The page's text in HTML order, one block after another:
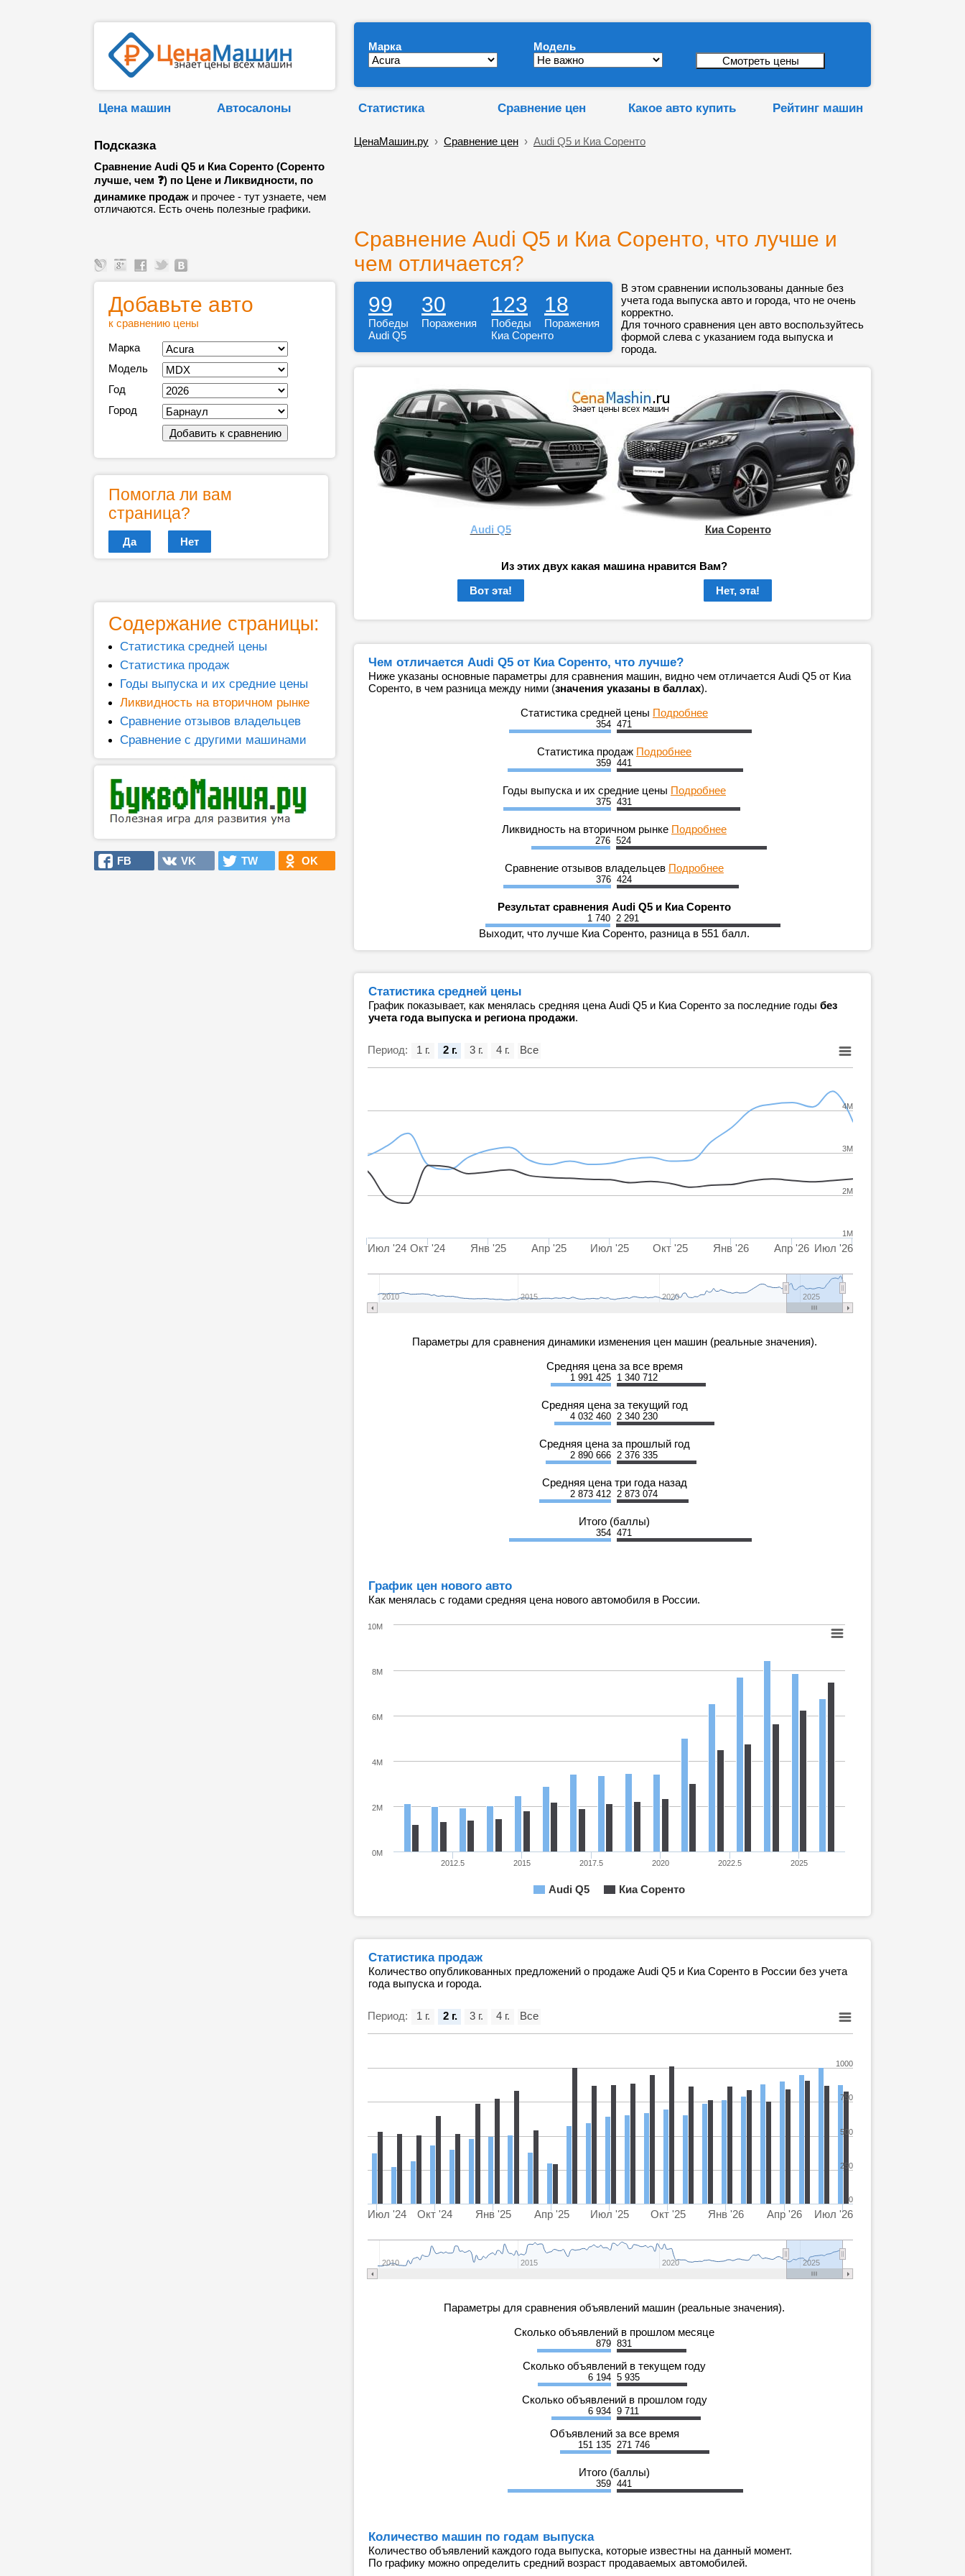
Марка Модель
Цена машин Автосалоны Статистика Сравнение цен Какое авто купить Рейтинг машин
Подсказка
Сравнение Audi Q5 и Киа Соренто (Соренто
лучше, чем ❓) по Цене и Ликвидности, по
динамике продаж и прочее - тут узнаете, чем
отличаются. Есть очень полезные графики.
ЦенаМашин.ру › Сравнение цен › Audi Q5 и Киа Соренто
Сравнение Audi Q5 и Киа Соренто, что лучше и
чем отличается?
Добавьте авто
к сравнению цены
Марка
Модель
Год
Город
Помогла ли вам
страница?
Да Нет
Содержание страницы:
Статистика средней цены
Статистика продаж
Годы выпуска и их средние цены
Ликвидность на вторичном рынке
Сравнение отзывов владельцев
Сравнение с другими машинами
FB VK TW OK
99 30 123 18
Победы Поражения Победы
Поражения
Audi Q5
Киа Соренто
В этом сравнении использованы данные без
учета года выпуска авто и города, что не очень
корректно.
Для точного сравнения цен авто воспользуйтесь
формой слева с указанием года выпуска и
города.
Audi Q5 Киа Соренто
Из этих двух какая машина нравится Вам?
Вот эта!
Нет, эта!
Чем отличается Audi Q5 от Киа Соренто, что лучше?
Ниже указаны основные параметры для сравнения машин, видно чем отличается Audi Q5 от Киа
Соренто, в чем разница между ними (значения указаны в баллах).
Статистика средней цены Подробнее
354 471
Статистика продаж Подробнее
359 441
Годы выпуска и их средние цены Подробнее
375 431
Ликвидность на вторичном рынке Подробнее
276 524
Сравнение отзывов владельцев Подробнее
376 424
Результат сравнения Audi Q5 и Киа Соренто
1 740 2 291
Выходит, что лучше Киа Соренто, разница в 551 балл.
Статистика средней цены
График показывает, как менялась средняя цена Audi Q5 и Киа Соренто за последние годы без
учета года выпуска и региона продажи.
Период:
Июл '24 Окт '24 Янв '25 Апр '25 Июл '25 Окт '25 Янв '26 Апр '26 Июл '26
2010 2015 2020 2025
2M
3M
4M
1M
1 г. 2 г. 3 г. 4 г. Все
Параметры для сравнения динамики изменения цен машин (реальные значения).
Средняя цена за все время
1 991 425 1 340 712
Средняя цена за текущий год
4 032 460 2 340 230
Средняя цена за прошлый год
2 890 666 2 376 335
Средняя цена три года назад
2 873 412 2 873 074
Итого (баллы)
354 471
График цен нового авто
Как менялась с годами средняя цена нового автомобиля в России.
Audi Q5 Киа Соренто
2012.5 2015 2017.5 2020 2022.5 2025
0M
2M
4M
6M
8M
10M
Статистика продаж
Количество опубликованных предложений о продаже Audi Q5 и Киа Соренто в России без учета
года выпуска и города.
Период:
Июл '24 Окт '24 Янв '25 Апр '25 Июл '25 Окт '25 Янв '26 Апр '26 Июл '26
2010 2015 2020 2025
0
1000
250
500
750
1 г. 2 г. 3 г. 4 г. Все
Параметры для сравнения объявлений машин (реальные значения).
Сколько объявлений в прошлом месяце
879 831
Сколько объявлений в текущем году
6 194 5 935
Сколько объявлений в прошлом году
6 934 9 711
Объявлений за все время
151 135 271 746
Итого (баллы)
359 441
Количество машин по годам выпуска
Количество объявлений каждого года выпуска, которые известны на данный момент.
По графику можно определить средний возраст продаваемых автомобилей.